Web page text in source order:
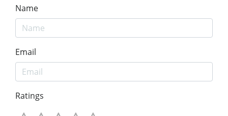
Name
Email
Ratings